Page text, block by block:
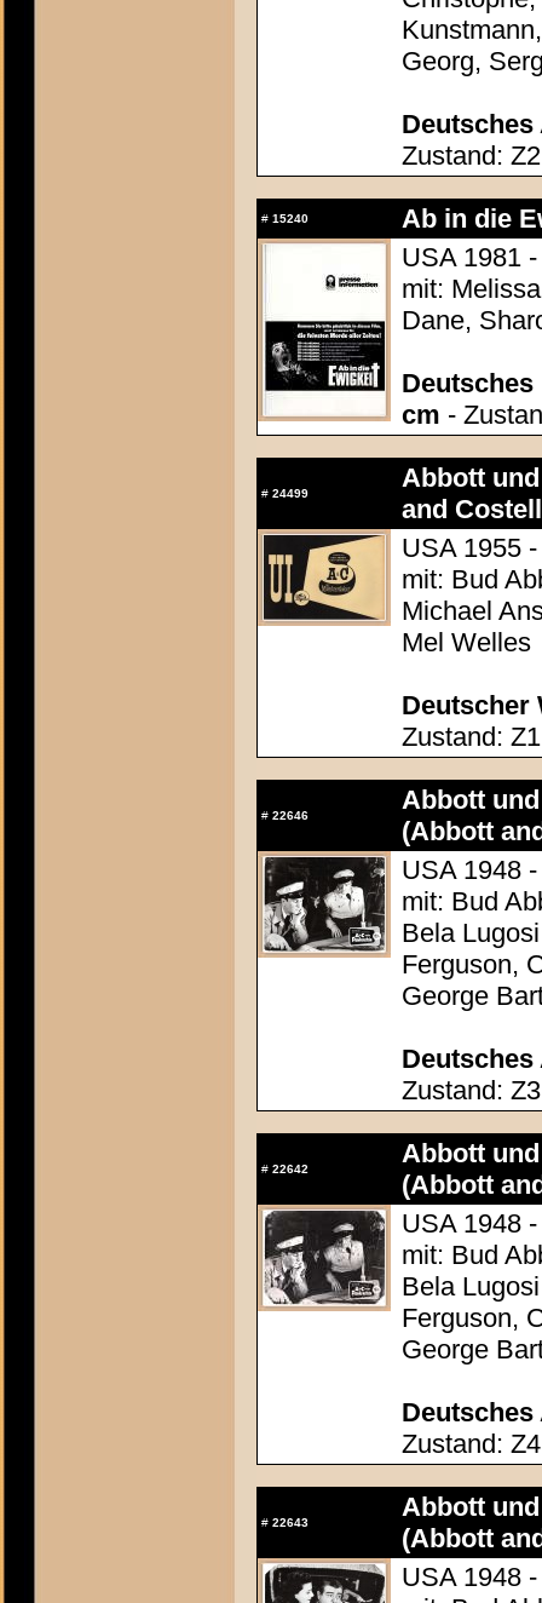
Georg,
Deutsches
Zustand: Z2
# 15240
Ab in die
USA 1981
mit:
Dane,
Deutsches
cm -
# 24499
Abbott
and
USA 1955
mit: Bud
Michael
Mel Welles
Deutscher
Zustand: Z1
# 22646
Abbott
(Abbott
USA 1948
mit: Bud
Bela
Ferguson,
George
Deutsches
Zustand: Z3
# 22642
Abbott
(Abbott
USA 1948
mit: Bud
Bela
Ferguson,
George
Deutsches
Zustand: Z4
# 22643
Abbott
(Abbott
USA 1948